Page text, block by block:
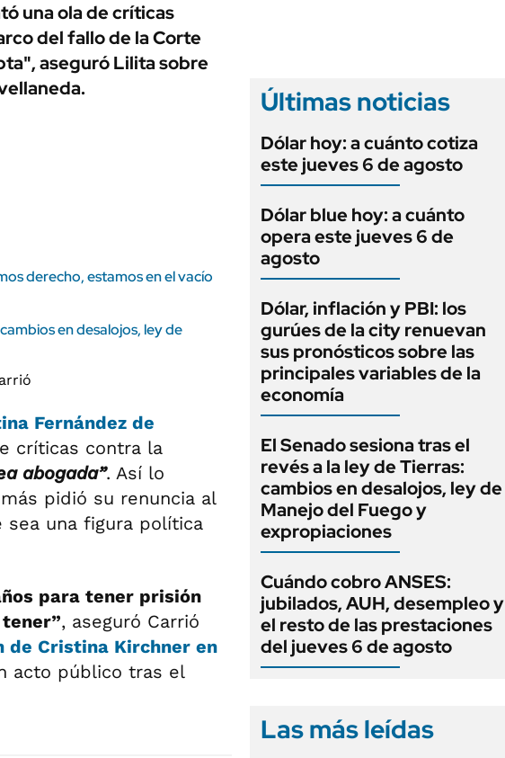
LIFESTYLE
AUTOS
una ola de críticas
del fallo de la Corte
aseguró Lilita sobre
derecho, estamos en el vacío
en desalojos, ley de
Fernández de
críticas contra la
abogada”. Así lo
pidió su renuncia al
sea una figura política
para tener prisión
, aseguró Carrió
de Cristina Kirchner en
acto público tras el
Últimas noticias
Dólar hoy: a cuánto cotiza
este jueves 6 de agosto
Dólar blue hoy: a cuánto
opera este jueves 6 de
agosto
Dólar, inflación y PBI: los
gurúes de la city renuevan
sus pronósticos sobre las
principales variables de la
economía
El Senado sesiona tras el
revés a la ley de Tierras:
cambios en desalojos, ley de
Manejo del Fuego y
expropiaciones
Cuándo cobro ANSES:
jubilados, AUH, desempleo y
el resto de las prestaciones
del jueves 6 de agosto
Las más leídas